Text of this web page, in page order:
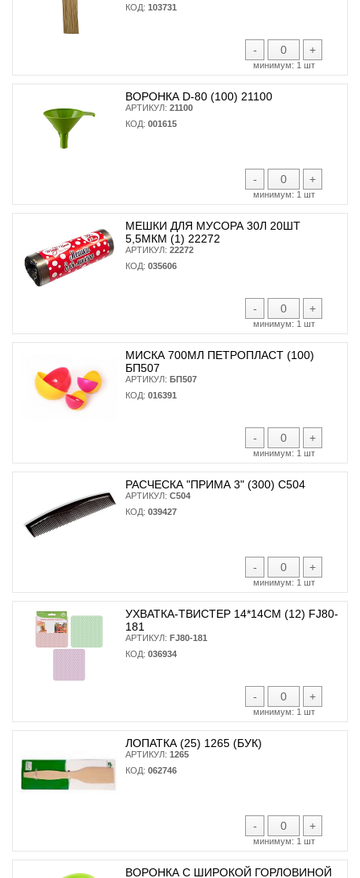
КОД: 103731
- +
минимум: 1 шт
ВОРОНКА D-80 (100) 21100
АРТИКУЛ: 21100
КОД: 001615
- +
минимум: 1 шт
МЕШКИ ДЛЯ МУСОРА 30Л 20ШТ
5,5МКМ (1) 22272
АРТИКУЛ: 22272
КОД: 035606
- +
минимум: 1 шт
МИСКА 700МЛ ПЕТРОПЛАСТ (100)
БП507
АРТИКУЛ: БП507
КОД: 016391
- +
минимум: 1 шт
РАСЧЕСКА "ПРИМА 3" (300) С504
АРТИКУЛ: С504
КОД: 039427
- +
минимум: 1 шт
УХВАТКА-ТВИСТЕР 14*14СМ (12) FJ80-
181
АРТИКУЛ: FJ80-181
КОД: 036934
- +
минимум: 1 шт
ЛОПАТКА (25) 1265 (БУК)
АРТИКУЛ: 1265
КОД: 062746
- +
минимум: 1 шт
ВОРОНКА С ШИРОКОЙ ГОРЛОВИНОЙ